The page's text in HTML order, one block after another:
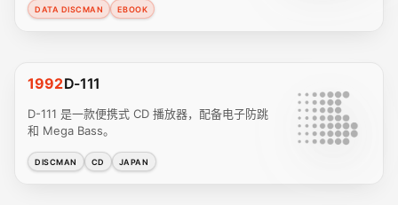
DATA DISCMAN EBOOK
1992D-111
D-111 是一款便携式 CD 播放器，配备电子防跳
和 Mega Bass。
DISCMAN CD JAPAN